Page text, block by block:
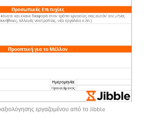
εργαζομένου από το Jibble